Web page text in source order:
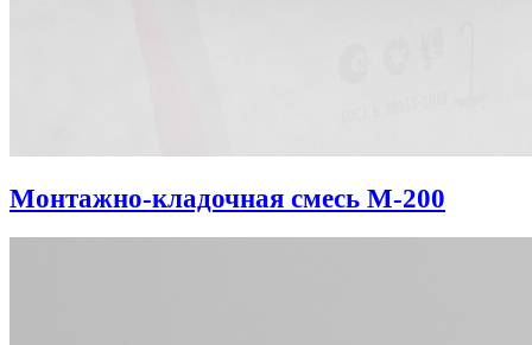
Монтажно-кладочная смесь М-200